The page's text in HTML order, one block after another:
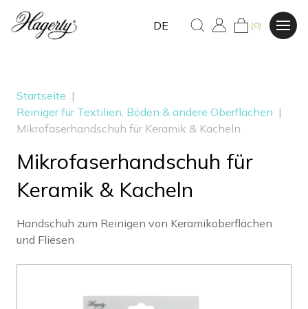
DE (0)
Startseite |
Reiniger für Textilien, Böden & andere Oberflächen |
Mikrofaserhandschuh für Keramik & Kacheln
Mikrofaserhandschuh für
Keramik & Kacheln
Handschuh zum Reinigen von Keramikoberflächen
und Fliesen